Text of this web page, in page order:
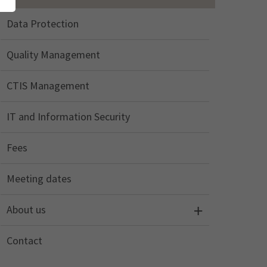
Data Protection
Quality Management
CTIS Management
IT and Information Security
Fees
Meeting dates
About us
Contact